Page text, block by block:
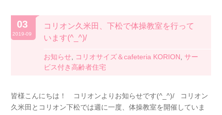
03
2019-09
コリオン久米田、下松で体操教室を行って
います(^_^)/
お知らせ コリオサイズ＆cafeteria KORION ,サー
ビス付き高齢者住宅
皆様こんにちは！ コリオンよりお知らせです(^_^)/ コリオン
久米田とコリオン下松では週に一度、体操教室を開催していま